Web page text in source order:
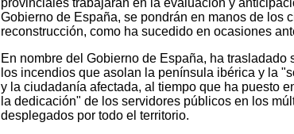
Gobierno de España, se pondrán en manos de los
reconstrucción, como ha sucedido en ocasiones
En nombre del Gobierno de España, ha
los incendios que asolan la península ibérica y la
y la ciudadanía afectada, al tiempo que ha puesto
la dedicación" de los servidores públicos en los
desplegados por todo el territorio.